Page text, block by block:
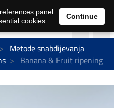
Metode snabdijevanja
Banana & Fruit ripening
panel.
cookies.
Continue